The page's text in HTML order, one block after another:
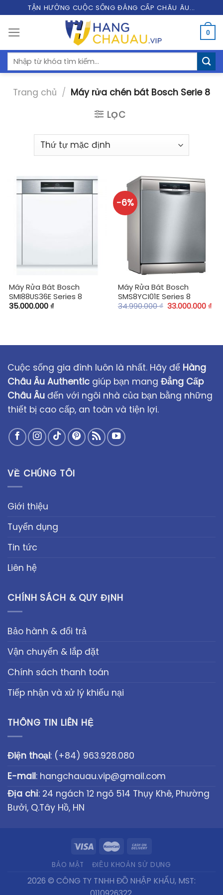
content
TẬN HƯỞNG CUỘC SỐNG ĐẲNG CẤP CHÂU ÂU...
0
Tìm
kiếm:
Trang chủ / Máy rửa chén bát Bosch Serie 8
LỌC
Máy Rửa Bát Bosch
SMI88US36E Series 8
35.000.000 ₫
-6%
Máy Rửa Bát Bosch
SMS8YCI01E Series 8
34.990.000₫ 33.000.000 ₫
Cuộc sống gia đình luôn là nhất. Hãy để Hàng
Châu Âu Authentic giúp bạn mang Đẳng Cấp
Châu Âu đến với ngôi nhà của bạn bằng những
thiết bị cao cấp, an toàn và tiện lợi.
VỀ CHÚNG TÔI
Giới thiệu
Tuyển dụng
Tin tức
Liên hệ
CHÍNH SÁCH & QUY ĐỊNH
Bảo hành & đổi trả
Vận chuyển & lắp đặt
Chính sách thanh toán
Tiếp nhận và xử lý khiếu nại
THÔNG TIN LIÊN HỆ
Điện thoại: (+84) 963.928.080
E-mail: hangchauau.vip@gmail.com
Địa chỉ: 24 ngách 12 ngõ 514 Thụy Khê, Phường
Bưởi, Q.Tây Hồ, HN
BẢO MẬT ĐIỀU KHOẢN SỬ DỤNG
2026 © CÔNG TY TNHH ĐỒ NHẬP KHẨU, MST: